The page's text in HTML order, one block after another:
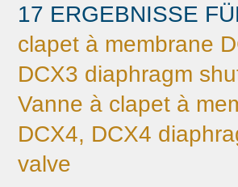
17 ERGEBNISSE
clapet à membrane
DCX3 diaphragm
Vanne à clapet à
DCX4, DCX4
valve